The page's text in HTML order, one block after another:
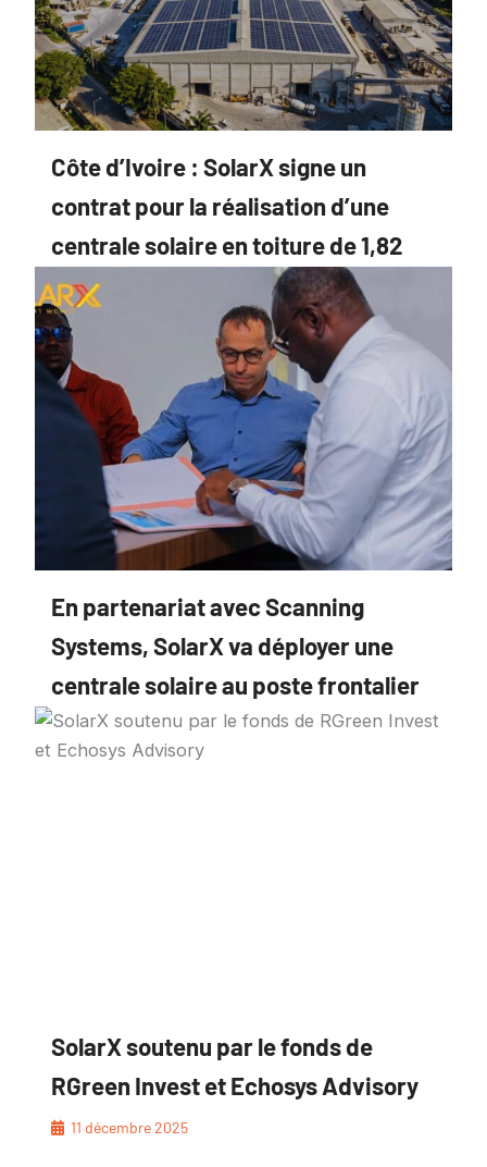
Côte d’Ivoire : SolarX signe un
contrat pour la réalisation d’une
centrale solaire en toiture de 1,82
MWc sur le site industriel de SC CI à
Abidjan.
15 juin 2026
En partenariat avec Scanning
Systems, SolarX va déployer une
centrale solaire au poste frontalier
de Lalèraba
9 juin 2026
SolarX soutenu par le fonds de
RGreen Invest et Echosys Advisory
11 décembre 2025